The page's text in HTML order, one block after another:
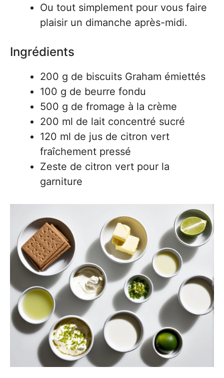
Ou tout simplement pour vous faire
plaisir un dimanche après-midi.
Ingrédients
200 g de biscuits Graham émiettés
100 g de beurre fondu
500 g de fromage à la crème
200 ml de lait concentré sucré
120 ml de jus de citron vert
fraîchement pressé
Zeste de citron vert pour la
garniture